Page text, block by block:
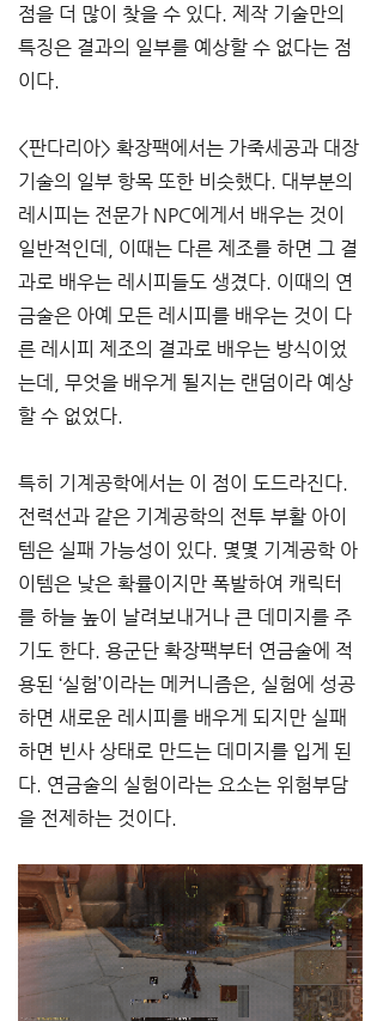
점을 더 많이 찾을 수 있다. 제작 기술만의
특징은 결과의 일부를 예상할 수 없다는 점
이다.
<판다리아> 확장팩에서는 가죽세공과 대장
기술의 일부 항목 또한 비슷했다. 대부분의
레시피는 전문가 NPC에게서 배우는 것이
일반적인데, 이때는 다른 제조를 하면 그 결
과로 배우는 레시피들도 생겼다. 이때의 연
금술은 아예 모든 레시피를 배우는 것이 다
른 레시피 제조의 결과로 배우는 방식이었
는데, 무엇을 배우게 될지는 랜덤이라 예상
할 수 없었다.
특히 기계공학에서는 이 점이 도드라진다.
전력선과 같은 기계공학의 전투 부활 아이
템은 실패 가능성이 있다. 몇몇 기계공학 아
이템은 낮은 확률이지만 폭발하여 캐릭터
를 하늘 높이 날려보내거나 큰 데미지를 주
기도 한다. 용군단 확장팩부터 연금술에 적
용된 ‘실험’이라는 메커니즘은, 실험에 성공
하면 새로운 레시피를 배우게 되지만 실패
하면 빈사 상태로 만드는 데미지를 입게 된
다. 연금술의 실험이라는 요소는 위험부담
을 전제하는 것이다.